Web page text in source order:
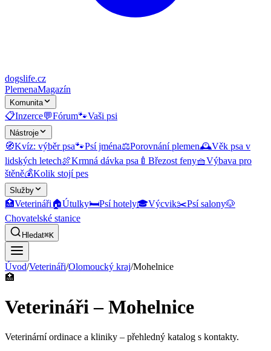
dogslife.cz
PlemenaMagazín
Komunita
📋Inzerce💬Fórum🐾Vaši psi
Nástroje
🧭Kvíz: výběr psa🐾Psí jména⚖️Porovnání plemen🕰️Věk psa v
lidských letech🍖Krmná dávka psa 🍼 Březost feny🧺Výbava pro
štěně💰Kolik stojí pes
Služby
🏥Veterináři🏠Útulky🛏️Psí hotely🎓Výcvik✂️Psí salony🐶
Chovatelské stanice
Hledat⌘K
Úvod/Veterináři/Olomoucký kraj/Mohelnice
🏥
Veterináři – Mohelnice
Veterinární ordinace a kliniky – přehledný katalog s kontakty.